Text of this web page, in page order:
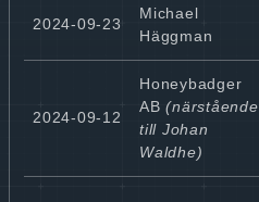
2024-09-23
Michael
Häggman
2024-09-12
Honeybadger
AB (närstående
till Johan
Waldhe)